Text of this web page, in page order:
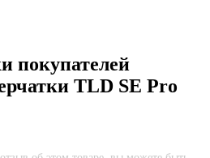
покупателей
TLD SE Pro